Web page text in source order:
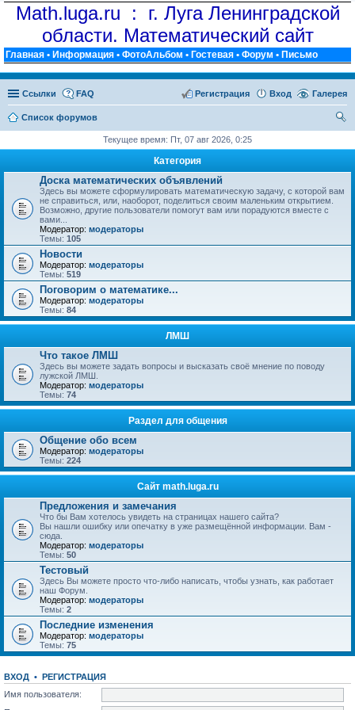
Math.luga.ru : г. Луга Ленинградской
области. Математический сайт
Главная • Информация • ФотоАльбом • Гостевая • Форум • Письмо
Ссылки Галерея
FAQ Вход
Регистрация
Список форумов
Текущее время: Пт, 07 авг 2026, 0:25
Категория
Доска математических объявлений
Здесь вы можете сформулировать математическую задачу, с которой вам
не справиться, или, наоборот, поделиться своим маленьким открытием.
Возможно, другие пользователи помогут вам или порадуются вместе с
вами...
Модератор: модераторы
Темы: 105
Новости
Модератор: модераторы
Темы: 519
Поговорим о математике...
Модератор: модераторы
Темы: 84
ЛМШ
Что такое ЛМШ
Здесь вы можете задать вопросы и высказать своё мнение по поводу
лужской ЛМШ.
Модератор: модераторы
Темы: 74
Раздел для общения
Общение обо всем
Модератор: модераторы
Темы: 224
Сайт math.luga.ru
Предложения и замечания
Что бы Вам хотелось увидеть на страницах нашего сайта?
Вы нашли ошибку или опечатку в уже размещённой информации. Вам -
сюда.
Модератор: модераторы
Темы: 50
Тестовый
Здесь Вы можете просто что-либо написать, чтобы узнать, как работает
наш Форум.
Модератор: модераторы
Темы: 2
Последние изменения
Модератор: модераторы
Темы: 75
ВХОД • РЕГИСТРАЦИЯ
Имя пользователя: